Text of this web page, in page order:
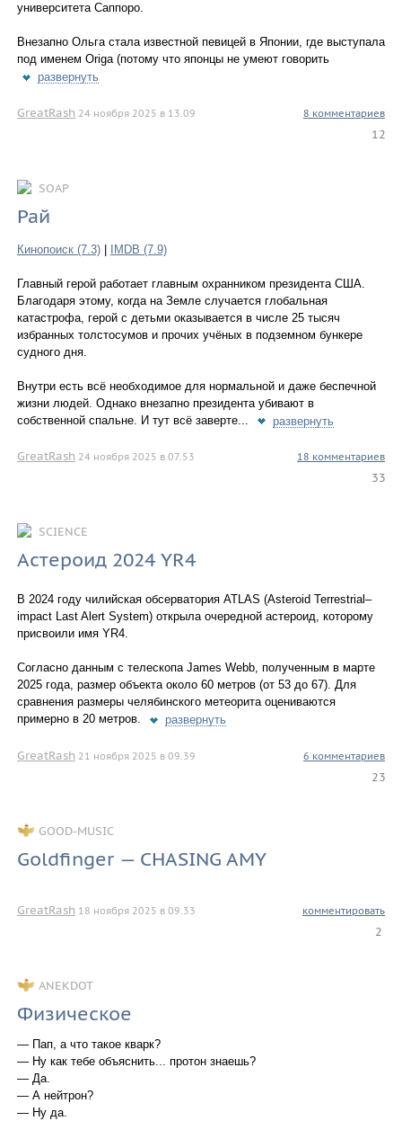
университета Саппоро.
Внезапно Ольга стала известной певицей в Японии, где выступала
под именем Origa (потому что японцы не умеют говорить
развернуть
GreatRash 24 ноября 2025 в 13.09 8 комментариев
12
SOAP
Рай
Кинопоиск (7.3)| IMDB (7.9)
Главный герой работает главным охранником президента США.
Благодаря этому, когда на Земле случается глобальная
катастрофа, герой с детьми оказывается в числе 25 тысяч
избранных толстосумов и прочих учёных в подземном бункере
судного дня.
Внутри есть всё необходимое для нормальной и даже беспечной
жизни людей. Однако внезапно президента убивают в
собственной спальне. И тут всё заверте...
развернуть
GreatRash 24 ноября 2025 в 07.53 18 комментариев
33
SCIENCE
Астероид 2024 YR4
В 2024 году чилийская обсерватория ATLAS (Asteroid Terrestrial–
impact Last Alert System) открыла очередной астероид, которому
присвоили имя YR4.
Согласно данным с телескопа James Webb, полученным в марте
2025 года, размер объекта около 60 метров (от 53 до 67). Для
сравнения размеры челябинского метеорита оцениваются
примерно в 20 метров.
развернуть
GreatRash 21 ноября 2025 в 09.39 6 комментариев
23
GOOD-MUSIC
Goldfinger — CHASING AMY
GreatRash 18 ноября 2025 в 09.33 комментировать
2
ANEKDOT
Физическое
— Пап, а что такое кварк?
— Ну как тебе объяснить... протон знаешь?
— Да.
— А нейтрон?
— Ну да.